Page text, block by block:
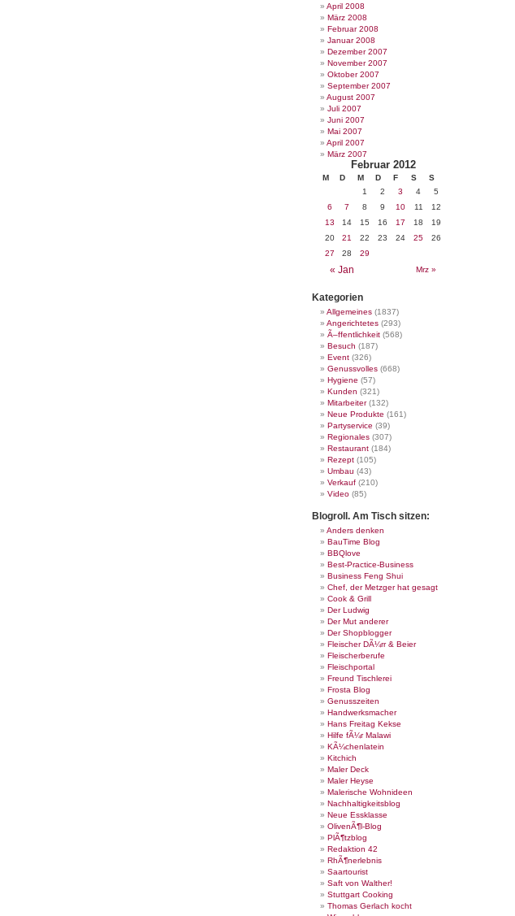
April 2008
März 2008
Februar 2008
Januar 2008
Dezember 2007
November 2007
Oktober 2007
September 2007
August 2007
Juli 2007
Juni 2007
Mai 2007
April 2007
März 2007
Februar 2012
M D M D F S S
« Jan Mrz »
1 2 3 4
5
6
7 8 9 10 11
12
13
14 15 16 17 18
19
20
21 22 23 24 25
26
27
28 29
Kategorien
Allgemeines (1837)
Angerichtetes (293)
Ã–ffentlichkeit (568)
Besuch (187)
Event (326)
Genussvolles (668)
Hygiene (57)
Kunden (321)
Mitarbeiter(132)
Neue Produkte (161)
Partyservice (39)
Regionales (307)
Restaurant (184)
Rezept (105)
Umbau (43)
Verkauf (210)
Video (85)
Blogroll. Am Tisch sitzen:
Anders denken
BauTime Blog
BBQlove
Best-Practice-Business
Business Feng Shui
Chef, der Metzger hat gesagt
Cook & Grill
Der Ludwig
Der Mut anderer
Der Shopblogger
Fleischer DÃ¼rr & Beier
Fleischerberufe
Fleischportal
Freund Tischlerei
Frosta Blog
Genusszeiten
Handwerksmacher
Hans Freitag Kekse
Hilfe fÃ¼r Malawi
KÃ¼chenlatein
Kitchich
Maler Deck
Maler Heyse
Malerische Wohnideen
Nachhaltigkeitsblog
Neue Essklasse
OlivenÃ¶l-Blog
PlÃ¶tzblog
Redaktion 42
RhÃ¶nerlebnis
Saartourist
Saft von Walther!
Stuttgart Cooking
Thomas Gerlach kocht